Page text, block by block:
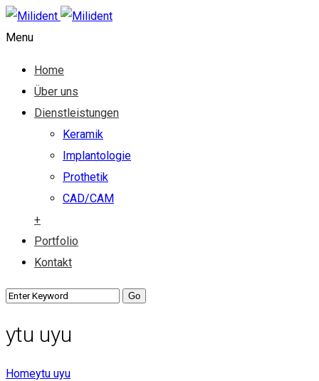
Menu
Home
Über uns
Dienstleistungen
Keramik
Implantologie
Prothetik
CAD/CAM
+
Portfolio
Kontakt
ytu uyu
Homeytu uyu